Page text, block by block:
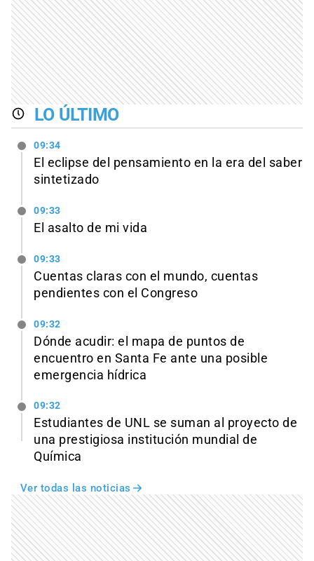
LO ÚLTIMO
09:34
El eclipse del pensamiento en la era del saber
sintetizado
09:33
El asalto de mi vida
09:33
Cuentas claras con el mundo, cuentas
pendientes con el Congreso
09:32
Dónde acudir: el mapa de puntos de
encuentro en Santa Fe ante una posible
emergencia hídrica
09:32
Estudiantes de UNL se suman al proyecto de
una prestigiosa institución mundial de
Química
Ver todas las noticias